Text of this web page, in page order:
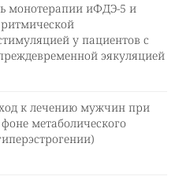
монотерапии иФДЭ-5 и
у пациентов с
эякуляцией
к лечению мужчин при
метаболического